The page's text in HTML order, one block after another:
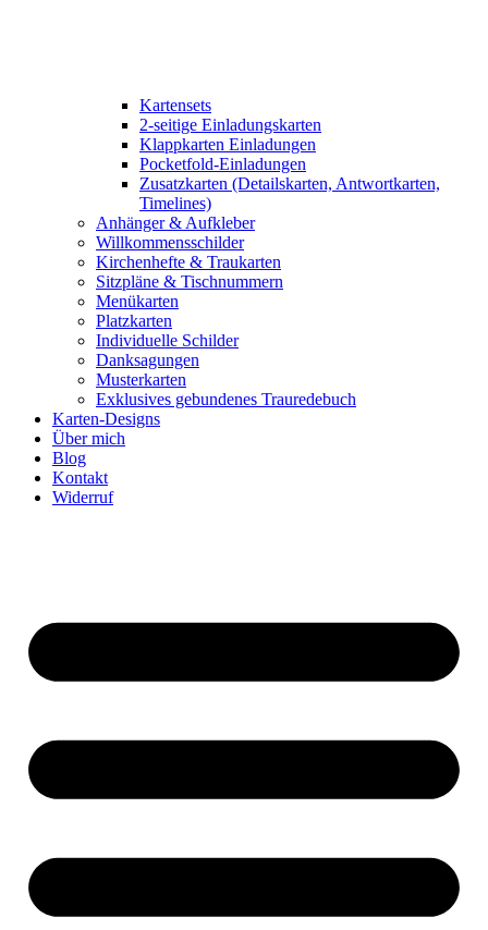
Kartensets
2-seitige Einladungskarten
Klappkarten Einladungen
Pocketfold-Einladungen
Zusatzkarten (Detailskarten, Antwortkarten,
Timelines)
Anhänger & Aufkleber
Willkommensschilder
Kirchenhefte & Traukarten
Sitzpläne & Tischnummern
Menükarten
Platzkarten
Individuelle Schilder
Danksagungen
Musterkarten
Exklusives gebundenes Trauredebuch
Karten-Designs
Über mich
Blog
Kontakt
Widerruf